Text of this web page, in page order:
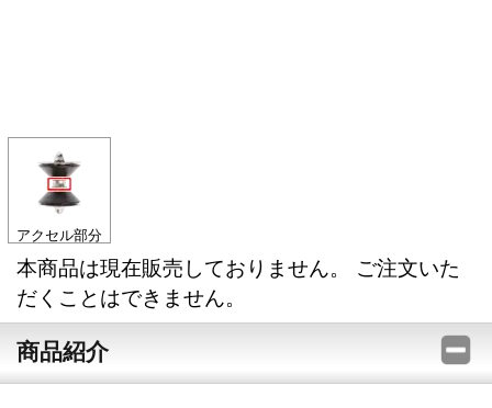
アクセル部分
本商品は現在販売しておりません。 ご注文いた
だくことはできません。
商品紹介